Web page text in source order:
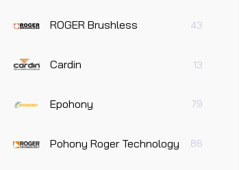
ROGER Brushless 43
Cardin 13
Epohony 79
Pohony Roger Technology 86